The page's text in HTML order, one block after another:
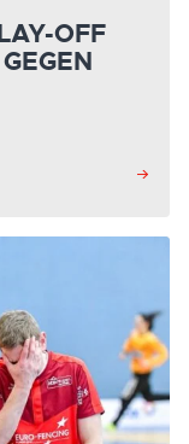
OFF